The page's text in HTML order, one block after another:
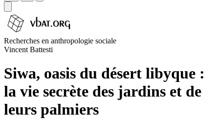
Recherches en anthropologie sociale
Vincent Battesti
Siwa, oasis du désert libyque :
la vie secrète des jardins et de
leurs palmiers